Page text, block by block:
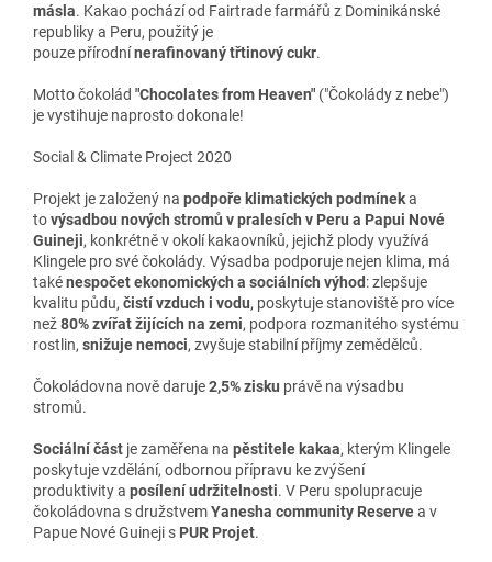
másla. Kakao pochází od Fairtrade farmářů z Dominikánské
republiky a Peru, použitý je
pouze přírodnínerafinovaný třtinový cukr.
Motto čokolád "Chocolates from Heaven" ("Čokolády z nebe")
je vystihuje naprosto dokonale!
Social & Climate Project 2020
Projekt je založený na podpoře klimatických podmíneka
tovýsadbou nových stromů v pralesích v Peru a Papui Nové
Guineji, konkrétně v okolí kakaovníků, jejichž plody využívá
Klingele pro své čokolády. Výsadba podporuje nejen klima, má
takénespočet ekonomických a sociálních výhod: zlepšuje
kvalitu půdu, čistí vzduch i vodu, poskytuje stanoviště pro více
než80% zvířat žijících na zemi, podpora rozmanitého systému
rostlin, snižuje nemoci, zvyšuje stabilní příjmy zemědělců.
Čokoládovna nově daruje2,5% zisku právě na výsadbu
stromů.
Sociální část je zaměřena na pěstitele kakaa, kterým Klingele
poskytuje vzdělání, odbornou přípravu ke zvýšení
produktivity a posílení udržitelnosti. V Peru spolupracuje
čokoládovna s družstvemYanesha community Reservea v
Papue Nové Guineji s PUR Projet.